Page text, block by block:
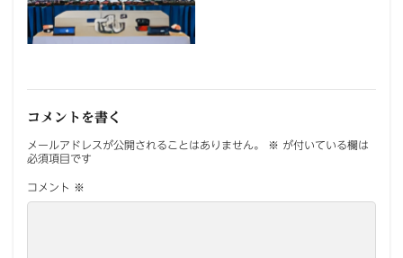
コメントを書く
メールアドレスが公開されることはありません。 ※ が付いている欄は
必須項目です
コメント ※